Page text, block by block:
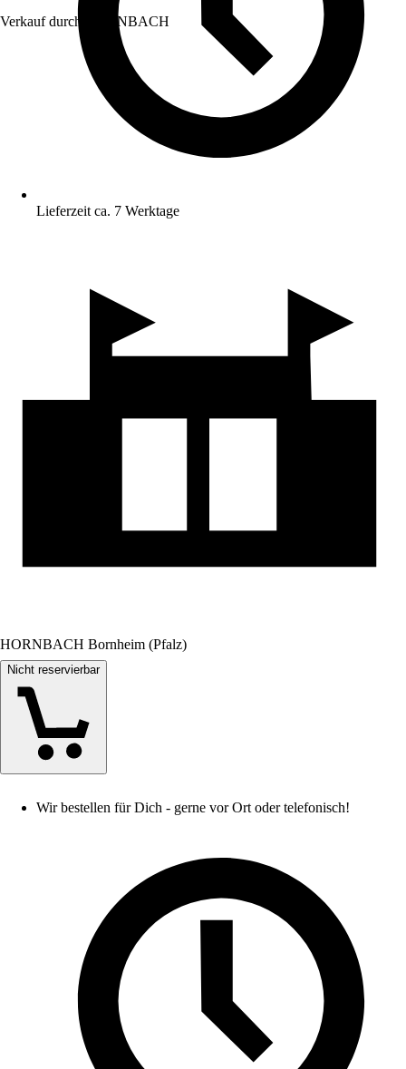
Verkauf durch: HORNBACH
Lieferzeit ca. 7 Werktage
HORNBACH Bornheim (Pfalz)
Nicht reservierbar
Wir bestellen für Dich - gerne vor Ort oder telefonisch!